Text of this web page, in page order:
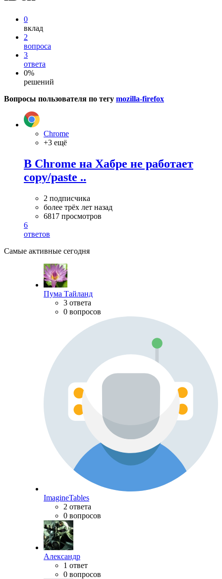
0
вклад
2
вопроса
3
ответа
0%
решений
Вопросы пользователя по тегу mozilla-firefox
Chrome
+3 ещё
В Chrome на Хабре не работает
copy/paste ..
2 подписчика
более трёх лет назад
6817 просмотров
6
ответов
Самые активные сегодня
Пума Тайланд
3 ответа
0 вопросов
ImagineTables
2 ответа
0 вопросов
Александр
1 ответ
0 вопросов